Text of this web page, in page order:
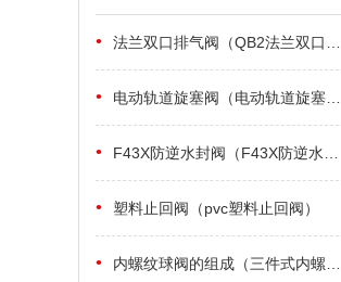
• 法兰双口排气阀（QB2法兰双口排气阀工作原理）
• 电动轨道旋塞阀（电动轨道旋塞阀(XZ543X将军阀)工作原理）
• F43X防逆水封阀（F43X防逆水封阀的工作原理）
• 塑料止回阀（pvc塑料止回阀）
• 内螺纹球阀的组成（三件式内螺纹球阀是什么样）